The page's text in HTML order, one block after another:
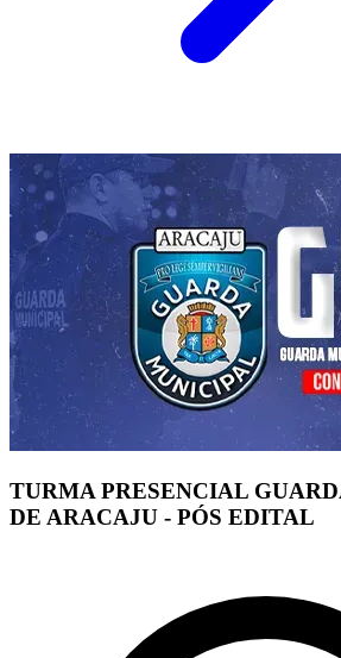
TURMA PRESENCIAL
DE ARACAJU - PÓS EDITAL